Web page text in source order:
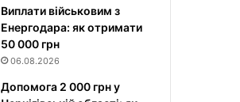
Виплати військовим з
Енергодара: як отримати
50 000 грн
06.08.2026
Допомога 2 000 грн у